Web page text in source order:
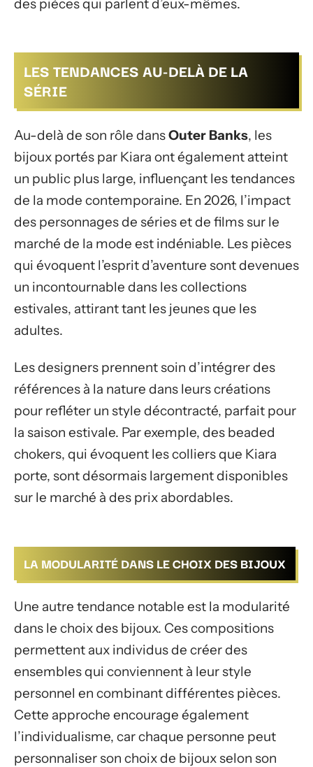
des pièces qui parlent d’eux-mêmes.
LES TENDANCES AU-DELÀ DE LA
SÉRIE
Au-delà de son rôle dansOuter Banks, les
bijoux portés par Kiara ont également atteint
un public plus large, influençant les tendances
de la mode contemporaine. En 2026, l’impact
des personnages de séries et de films sur le
marché de la mode est indéniable. Les pièces
qui évoquent l’esprit d’aventure sont devenues
un incontournable dans les collections
estivales, attirant tant les jeunes que les
adultes.
Les designers prennent soin d’intégrer des
références à la nature dans leurs créations
pour refléter un style décontracté, parfait pour
la saison estivale. Par exemple, des beaded
chokers, qui évoquent les colliers que Kiara
porte, sont désormais largement disponibles
sur le marché à des prix abordables.
LA MODULARITÉ DANS LE CHOIX DES BIJOUX
Une autre tendance notable est la modularité
dans le choix des bijoux. Ces compositions
permettent aux individus de créer des
ensembles qui conviennent à leur style
personnel en combinant différentes pièces.
Cette approche encourage également
l’individualisme, car chaque personne peut
personnaliser son choix de bijoux selon son